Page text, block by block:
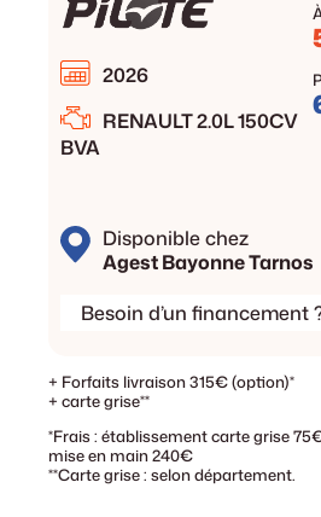
2026
RENAULT 2.0L 150CV
BVA
Disponible chez
Agest Bayonne Tarnos
Besoin d’un financement
+ Forfaits livraison 315€ (option)*
+ carte grise**
*Frais : établissement carte grise
mise en main 240€
**Carte grise : selon département.